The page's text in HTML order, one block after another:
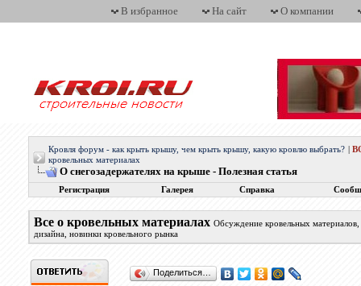
В избранное На сайт О компании
Кровля форум - как крыть крышу, чем крыть крышу, какую кровлю выбрать?
кровельных материалах
О снегозадержателях на крыше - Полезная статья
Регистрация Галерея Справка
Все о кровельных материалах Обсуждение кровельных
дизайна, новинки кровельного рынка
Поделиться…